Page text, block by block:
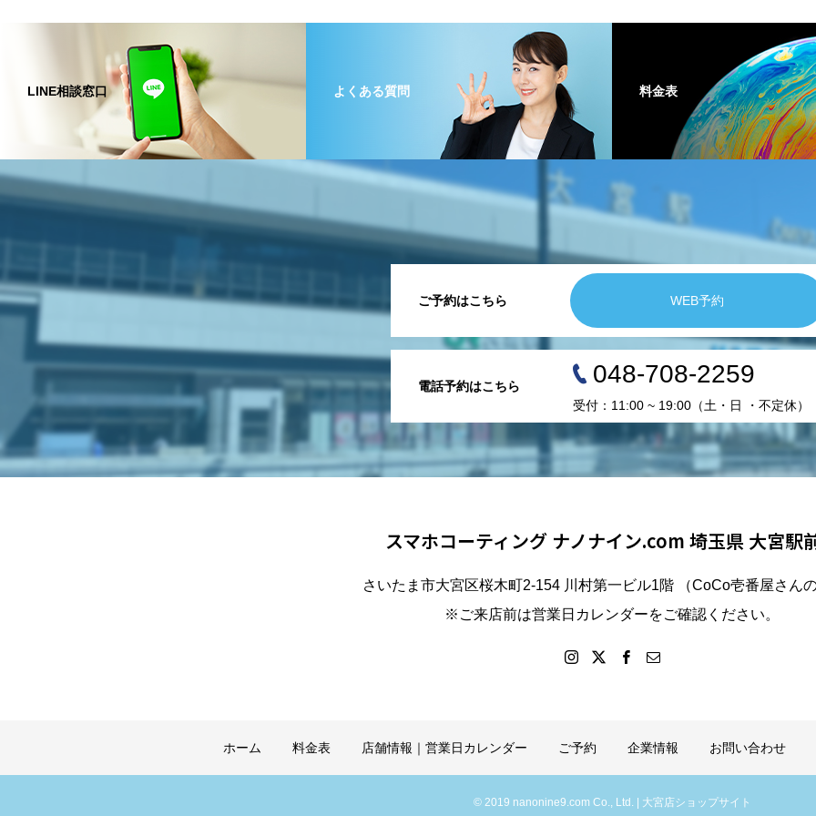
LINE相談窓口 よくある質問 料金表
ご予約はこちら WEB予約
電話予約はこちら 048-708-2259
受付：11:00 ~ 19:00（土・日 ・不定休）
スマホコーティング ナノナイン.com 埼玉県 大宮駅
さいたま市大宮区桜木町2-154 川村第一ビル1階 （CoCo壱番屋さん
※ご来店前は営業日カレンダーをご確認ください。
ホーム 料金表 店舗情報｜営業日カレンダー ご予約 企業情報 お問い合わせ
© 2019 nanonine9.com Co., Ltd. | 大宮店ショップサイト